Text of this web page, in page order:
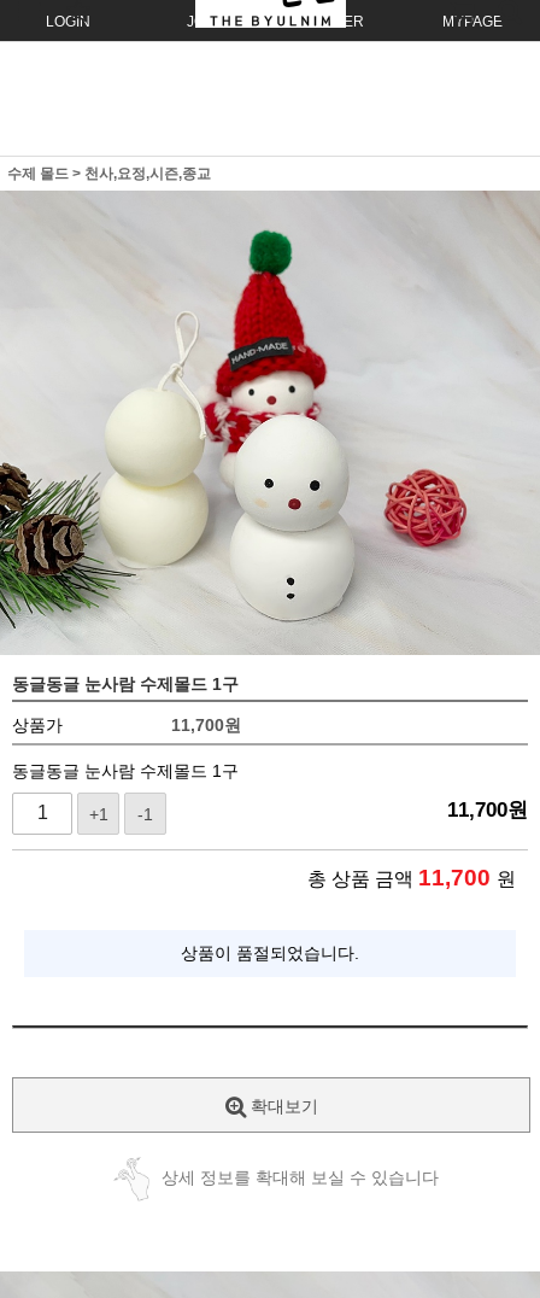
LOGIN JOIN ORDER MYPAGE
수제 몰드 > 천사,요정,시즌,종교
동글동글 눈사람 수제몰드 1구
상품가 11,700원
동글동글 눈사람 수제몰드 1구
+1 -1 11,700원
총 상품 금액 11,700 원
상품이 품절되었습니다.
확대보기
상세 정보를 확대해 보실 수 있습니다